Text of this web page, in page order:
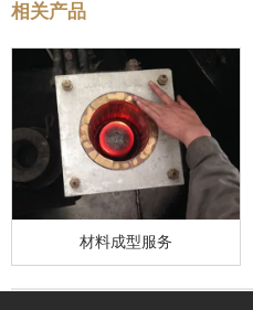
相关产品
材料成型服务